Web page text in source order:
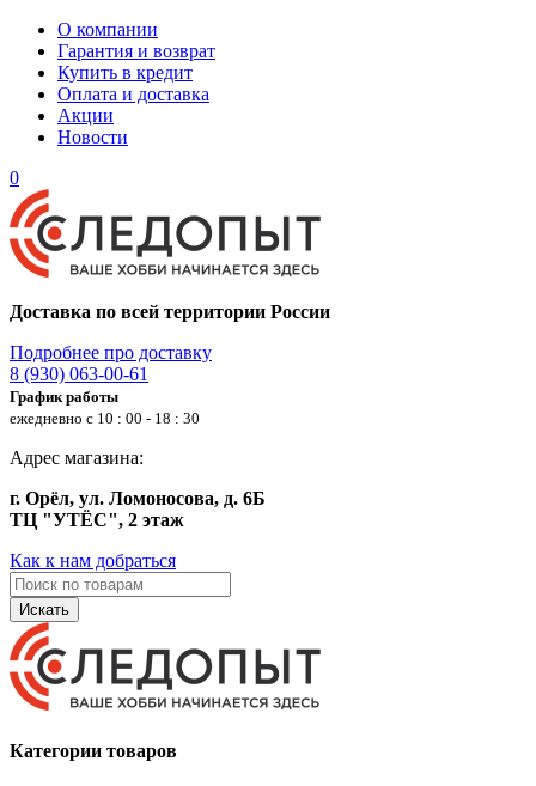
О компании
Гарантия и возврат
Купить в кредит
Оплата и доставка
Акции
Новости
0
Доставка по всей территории России
Подробнее про доставку
8 (930) 063-00-61
График работы
ежедневно с 10 : 00 - 18 : 30
Адрес магазина:
г. Орёл, ул. Ломоносова, д. 6Б
ТЦ "УТЁС", 2 этаж
Как к нам добраться
Искать
Категории товаров